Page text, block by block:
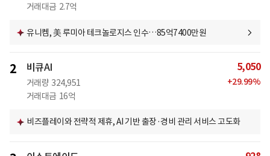
거래대금 2.7억
유니켐, 美 루미아 테크놀로지스 인수…85억7400만원
2 비큐AI
거래량 324,951
거래대금 16억
5,050
+29.99%
비즈플레이와 전략적 제휴, AI 기반 출장·경비 관리 서비스 고도화